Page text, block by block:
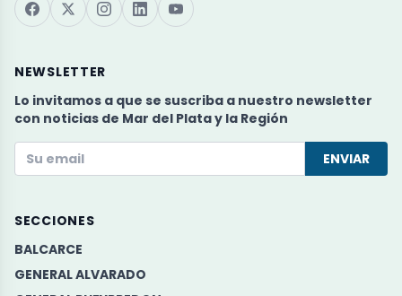
NEWSLETTER
Lo invitamos a que se suscriba a nuestro newsletter
con noticias de Mar del Plata y la Región
ENVIAR
SECCIONES
BALCARCE
GENERAL ALVARADO